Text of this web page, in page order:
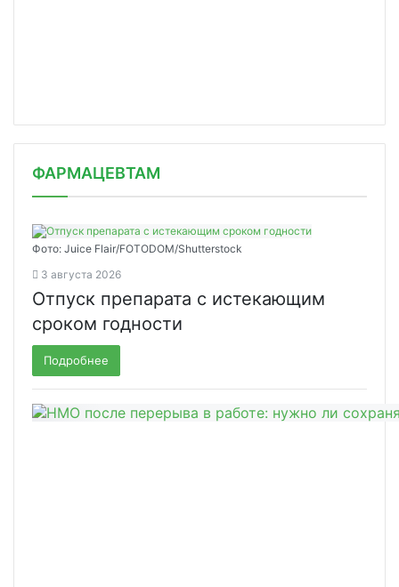
ФАРМАЦЕВТАМ
Фото: Juice Flair/FOTODOM/Shutterstoсk
3 августа 2026
Отпуск препарата с истекающим
сроком годности
Подробнее